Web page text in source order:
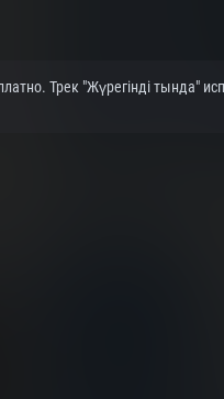
Трек "Жүрегінді тында"